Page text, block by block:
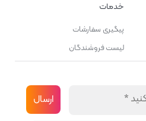
خدمات
پیگیری سفارشات
لیست فروشندگان